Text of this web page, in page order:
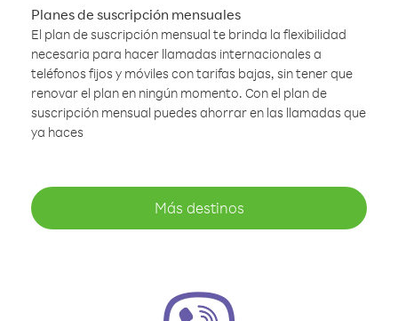
Planes de suscripción mensuales
El plan de suscripción mensual te brinda la flexibilidad
necesaria para hacer llamadas internacionales a
teléfonos fijos y móviles con tarifas bajas, sin tener que
renovar el plan en ningún momento. Con el plan de
suscripción mensual puedes ahorrar en las llamadas que
ya haces
Más destinos